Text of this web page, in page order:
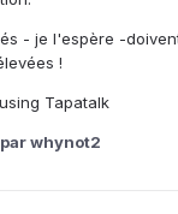
- je l'espère -
!
Tapatalk
par whynot2